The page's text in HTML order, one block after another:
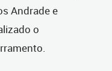
Andrade e
o